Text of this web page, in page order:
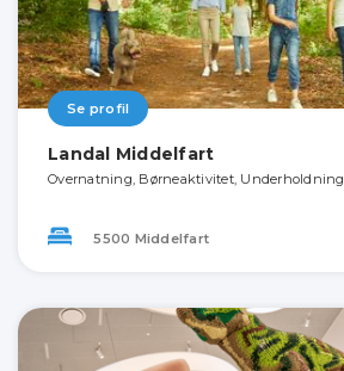
Se profil
Landal Middelfart
Overnatning, Børneaktivitet, Underholdning
5500 Middelfart